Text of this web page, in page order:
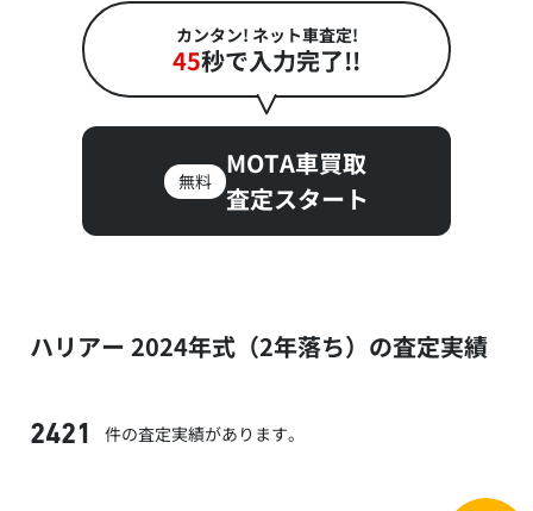
カンタン! ネット車査定!
45秒で入力完了!!
無料
MOTA車買取
査定スタート
ハリアー 2024年式（2年落ち）の査定実績
2421 件の査定実績があります。